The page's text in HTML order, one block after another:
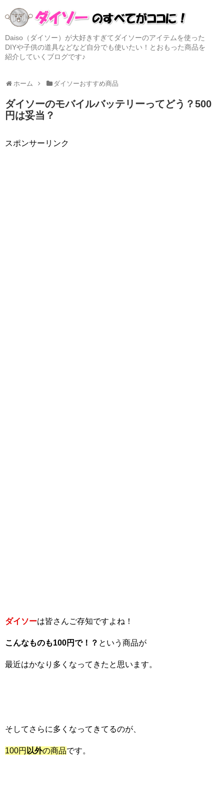
Daiso（ダイソー）が大好きすぎてダイソーのアイテムを使った
DIYや子供の道具などなど自分でも使いたい！とおもった商品を
紹介していくブログです♪
ホーム ダイソーおすすめ商品
ダイソーのモバイルバッテリーってどう？500
円は妥当？
スポンサーリンク
ダイソーは皆さんご存知ですよね！
こんなものも100円で！？ という商品が
最近はかなり多くなってきたと思います。
そしてさらに多くなってきてるのが、
100円 以外の商品です。